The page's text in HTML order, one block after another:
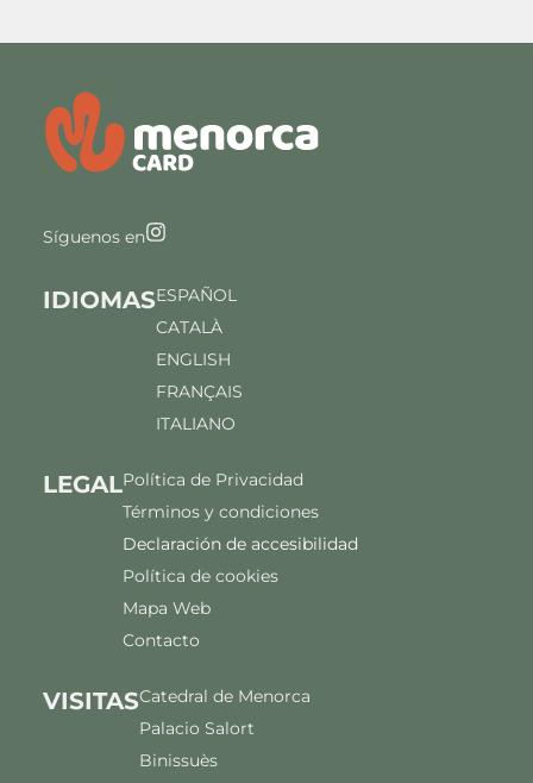
Síguenos en
VISITASCatedral de Menorca
Palacio Salort
Binissuès
IDIOMASESPAÑOL
CATALÀ
ENGLISH
FRANÇAIS
ITALIANO
LEGALPolítica de Privacidad
Términos y condiciones
Declaración de accesibilidad
Política de cookies
Mapa Web
Contacto